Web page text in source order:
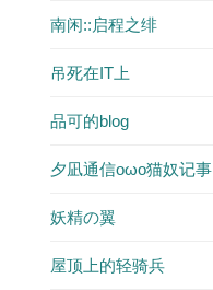
南闲::启程之绯
吊死在IT上
品可的blog
夕凪通信oωo猫奴记事
妖精の翼
屋顶上的轻骑兵